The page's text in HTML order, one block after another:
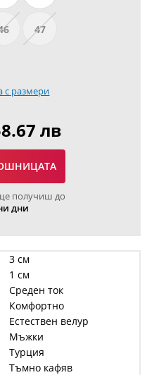
47
с размери
лв
получиш до
дни
3 см
1 см
Среден ток
Комфортно
Естествен велур
Мъжки
Турция
Тъмно кафяв